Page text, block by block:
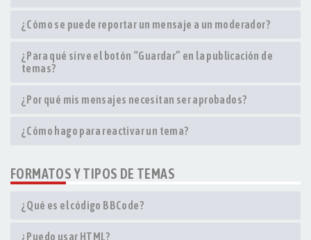
¿Cómo se puede reportar un mensaje a un moderador?
¿Para qué sirve el botón “Guardar” en la publicación de
temas?
¿Por qué mis mensajes necesitan ser aprobados?
¿Cómo hago para reactivar un tema?
FORMATOS Y TIPOS DE TEMAS
¿Qué es el código BBCode?
¿Puedo usar HTML?